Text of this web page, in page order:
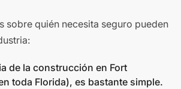
sobre quién necesita seguro pueden
de la construcción en Fort
toda Florida), es bastante simple.